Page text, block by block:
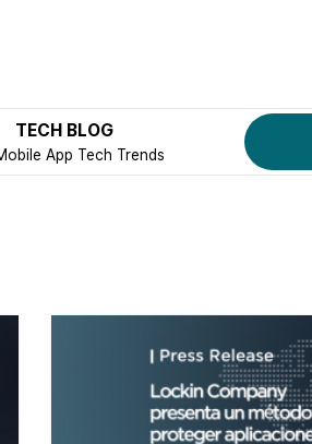
TECH BLOG
App Tech Trends